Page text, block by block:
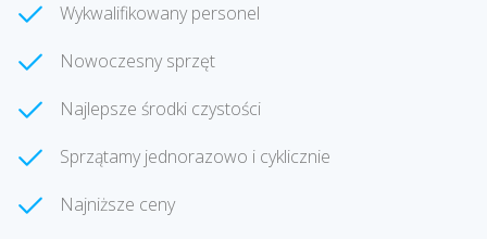
Wykwalifikowany personel
Nowoczesny sprzęt
Najlepsze środki czystości
Sprzątamy jednorazowo i cyklicznie
Najniższe ceny